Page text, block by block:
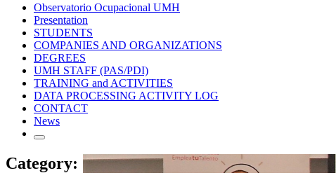
Observatorio Ocupacional UMH
Presentation
STUDENTS
COMPANIES AND ORGANIZATIONS
DEGREES
UMH STAFF (PAS/PDI)
TRAINING and ACTIVITIES
DATA PROCESSING ACTIVITY LOG
CONTACT
News
Category: